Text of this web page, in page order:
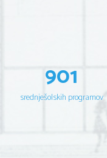
901
srednješolskih programov